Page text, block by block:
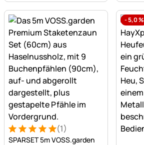
Bewertung: 5 von 5 (1 Bewertungen)
1 Bewertung (1)
SPARSET 5m VOSS.garden
-5,0%